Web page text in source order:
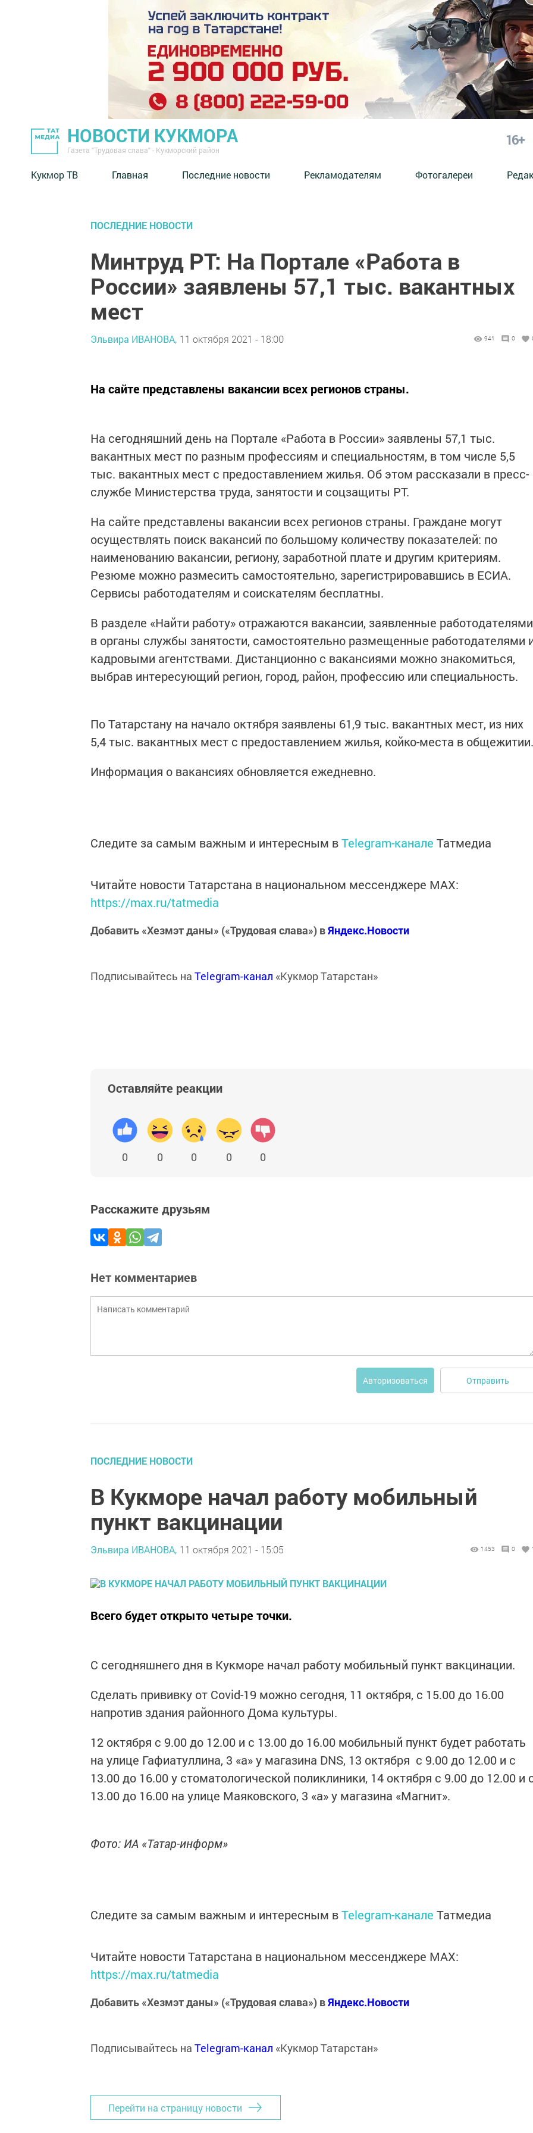
НОВОСТИ КУКМОРА
Газета "Трудовая слава" - Кукморский район
16+
Кукмор ТВ Главная Последние новости Рекламодателям Фотогалереи
ПОСЛЕДНИЕ НОВОСТИ
Минтруд РТ: На Портале «Работа в
России» заявлены 57,1 тыс. вакантных
мест
Эльвира ИВАНОВА, 11 октября 2021 - 18:00 941 0
На сайте представлены вакансии всех регионов страны.
На сегодняшний день на Портале «Работа в России» заявлены 57,1 тыс.
вакантных мест по разным профессиям и специальностям, в том числе 5,5
тыс. вакантных мест с предоставлением жилья. Об этом рассказали в пресс-
службе Министерства труда, занятости и соцзащиты РТ.
На сайте представлены вакансии всех регионов страны. Граждане могут
осуществлять поиск вакансий по большому количеству показателей: по
наименованию вакансии, региону, заработной плате и другим критериям.
Резюме можно размесить самостоятельно, зарегистрировавшись в ЕСИА.
Сервисы работодателям и соискателям бесплатны.
В разделе «Найти работу» отражаются вакансии, заявленные работодателями
в органы службы занятости, самостоятельно размещенные работодателями
кадровыми агентствами. Дистанционно с вакансиями можно знакомиться,
выбрав интересующий регион, город, район, профессию или специальность.
По Татарстану на начало октября заявлены 61,9 тыс. вакантных мест, из них
5,4 тыс. вакантных мест с предоставлением жилья, койко-места в общежитии.
Информация о вакансиях обновляется ежедневно.
Следите за самым важным и интересным вTelegram-канале Татмедиа
Читайте новости Татарстана в национальном мессенджере MАХ:
https://max.ru/tatmedia
Добавить «Хезмэт даны» («Трудовая слава») вЯндекс.Новости
Подписывайтесь на Telegram-канал «Кукмор Татарстан»
Оставляйте реакции
0 0 0 0 0
Расскажите друзьям
Нет комментариев
Авторизоваться Отправить
ПОСЛЕДНИЕ НОВОСТИ
В Кукморе начал работу мобильный
пункт вакцинации
Эльвира ИВАНОВА, 11 октября 2021 - 15:05 1453 0
Всего будет открыто четыре точки.
С сегодняшнего дня в Кукморе начал работу мобильный пункт вакцинации.
Сделать прививку от Covid-19 можно сегодня, 11 октября, с 15.00 до 16.00
напротив здания районного Дома культуры.
12 октября с 9.00 до 12.00 и с 13.00 до 16.00 мобильный пункт будет работать
на улице Гафиатуллина, 3 «а» у магазина DNS, 13 октября с 9.00 до 12.00 и с
13.00 до 16.00 у стоматологической поликлиники, 14 октября с 9.00 до 12.00 и
13.00 до 16.00 на улице Маяковского, 3 «а» у магазина «Магнит».
Фото: ИА «Татар-информ»
Следите за самым важным и интересным вTelegram-канале Татмедиа
Читайте новости Татарстана в национальном мессенджере MАХ:
https://max.ru/tatmedia
Добавить «Хезмэт даны» («Трудовая слава») вЯндекс.Новости
Подписывайтесь на Telegram-канал «Кукмор Татарстан»
Перейти на страницу новости